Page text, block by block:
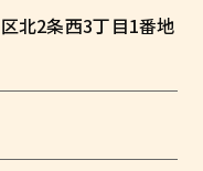
北2条西3丁目1番地